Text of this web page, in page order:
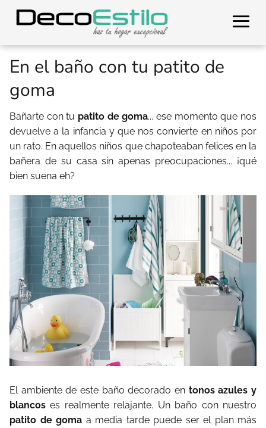
En el baño con tu patito de
goma
Bañarte con tu patito de goma... ese momento que nos
devuelve a la infancia y que nos convierte en niños por
un rato. En aquellos niños que chapoteaban felices en la
bañera de su casa sin apenas preocupaciones... ¡qué
bien suena eh?
El ambiente de este baño decorado en tonos azules y
blancos es realmente relajante. Un baño con nuestro
patito de goma a media tarde puede ser el plan más